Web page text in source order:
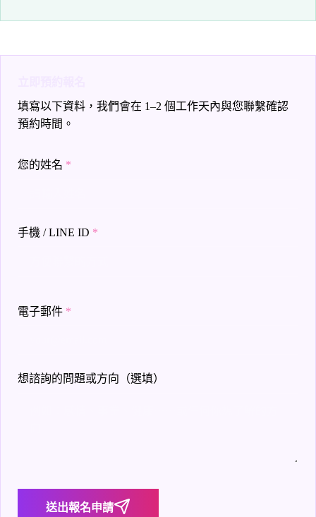
填寫以下資料，我們會在 1–2 個工作天內與您聯繫確認
預約時間。
您的姓名 *
手機 / LINE ID *
電子郵件 *
想諮詢的問題或方向（選填）
送出報名申請